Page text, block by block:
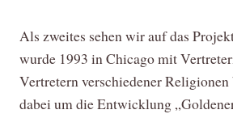
Als zweites sehen wir auf das
wurde 1993 in Chicago mit
Vertretern verschiedener Religionen
dabei um die Entwicklung